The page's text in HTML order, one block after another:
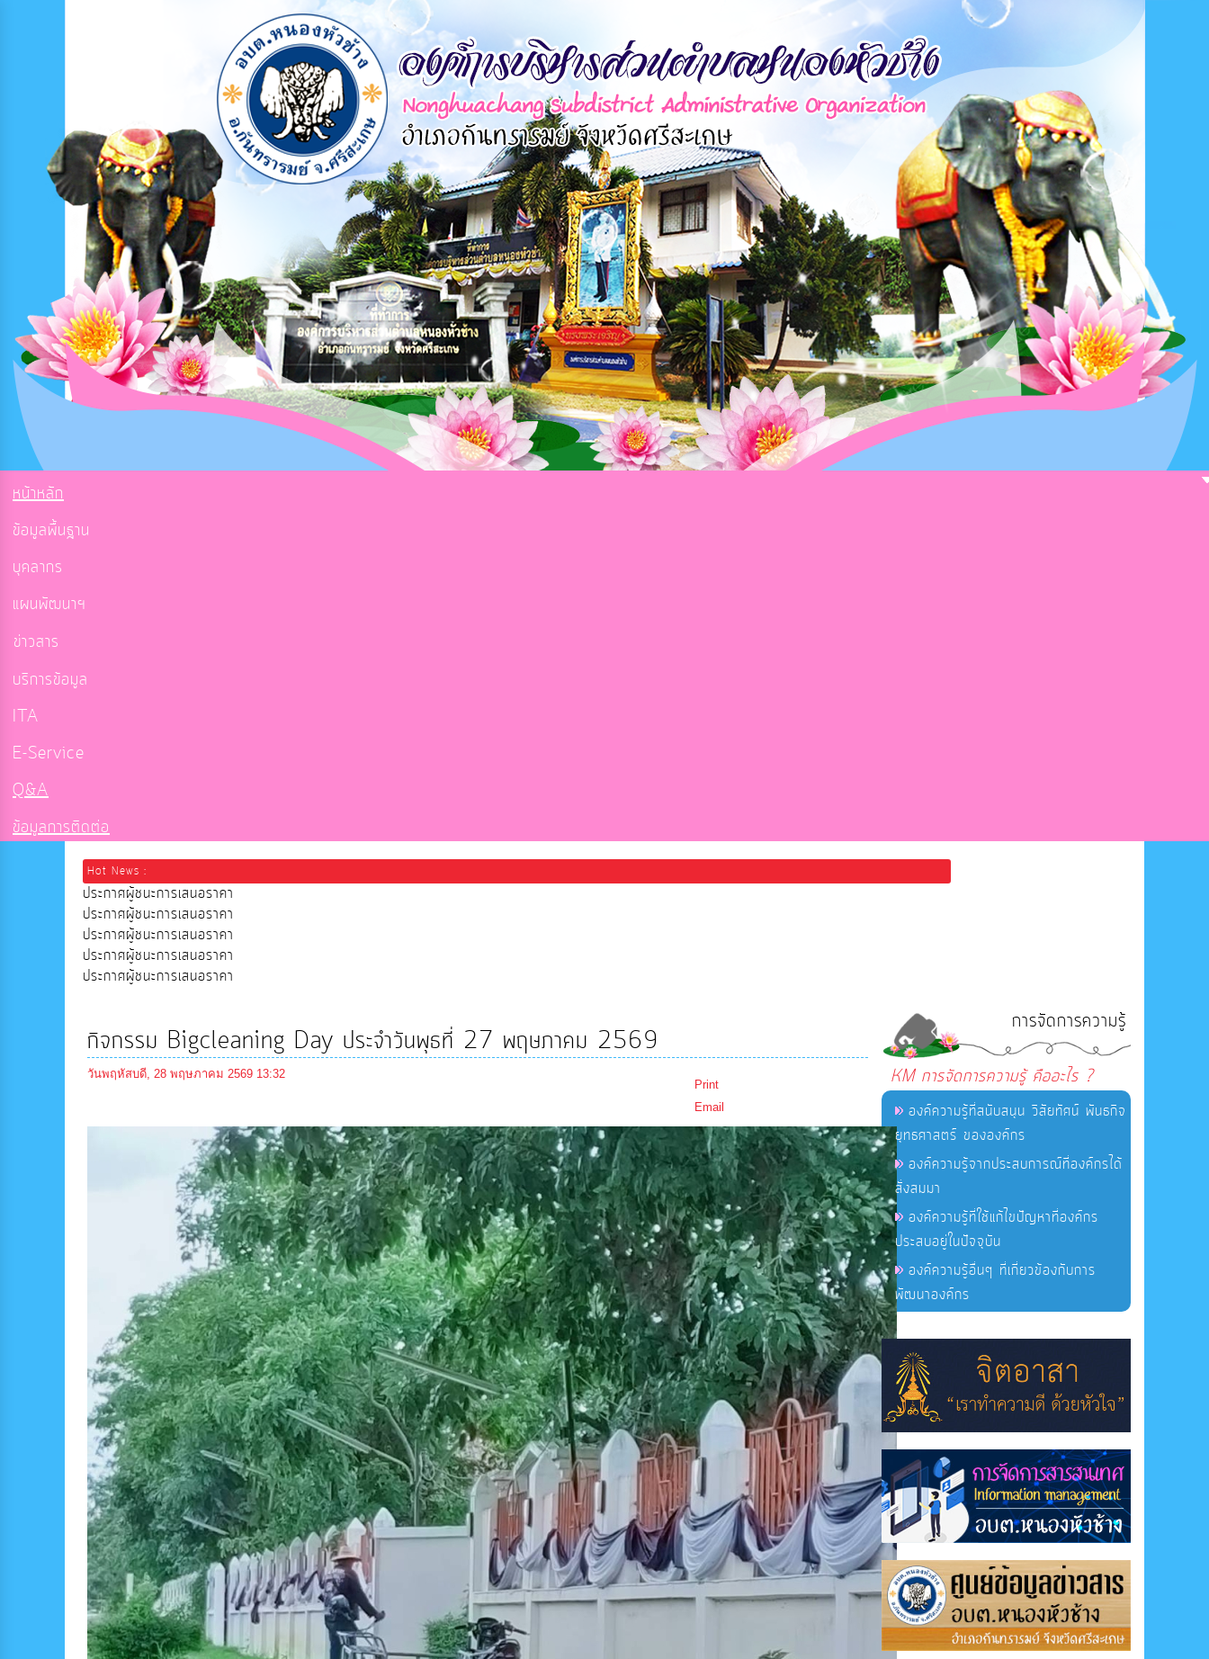
หน้าหลัก
ข้อมูลพื้นฐาน
บุคลากร
แผนพัฒนาฯ
ข่าวสาร
บริการข้อมูล
ITA
E-Service
Q&A
ข้อมูลการติดต่อ
Hot News :
ประกาศผู้ชนะการเสนอราคา
ประกาศผู้ชนะการเสนอราคา
ประกาศผู้ชนะการเสนอราคา
ประกาศผู้ชนะการเสนอราคา
ประกาศผู้ชนะการเสนอราคา
กิจกรรม Bigcleaning Day ประจำวันพุธที่ 27 พฤษภาคม 2569
วันพฤหัสบดี, 28 พฤษภาคม 2569 13:32
Print
Email
การจัดการความรู้
KM การจัดการความรู้ คืออะไร ?
องค์ความรู้ที่สนับสนุน วิสัยทัศน์ พันธกิจ
ยุทธศาสตร์ ขององค์กร
องค์ความรู้จากประสบการณ์ที่องค์กรได้
สั่งสมมา
องค์ความรู้ที่ใช้แก้ไขปัญหาที่องค์กร
ประสบอยู่ในปัจจุบัน
องค์ความรู้อื่นๆ ที่เกี่ยวข้องกับการ
พัฒนาองค์กร